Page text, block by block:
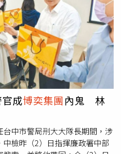
共有6項罪行，且罪嫌重大，
犯或證人之虞，有羈押原因及
禁見。台中地院今天下午召開羈
最輕本刑5年以上重罪，且確有
或證人之虞，裁定羈押禁見及
長周幼偉則證實，已依據《警
佐停職。林明佐畢業自警察大
政大國際事務與策略研究所碩
長賞識後，從刑事局調任台北
有功績，後來更被譽為「刑事
密、疑似收黑錢，從英雄變階
成博奕集團 內鬼 林
中市警局刑大大隊長期間，涉
檢昨（2）日指揮廉政署中部